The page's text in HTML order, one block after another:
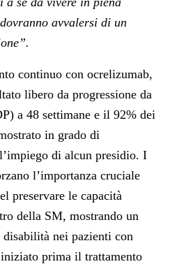
avvalersi di un
continuo con ocrelizumab,
libero da progressione da
a 48 settimane e il 92% dei
in grado di
di alcun presidio. I
l’importanza cruciale
preservare le capacità
della SM, mostrando un
nei pazienti con
prima il trattamento